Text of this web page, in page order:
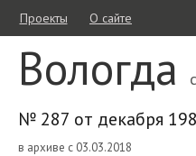
Проекты О сайте
Вологда
№ 287 от декабря
в архиве с 03.03.2018